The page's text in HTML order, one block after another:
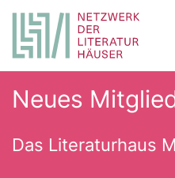
Inhalt
Neues
Das Literaturhaus